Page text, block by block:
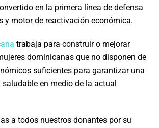
en la primera línea de defensa
y motor de reactivación económica.
trabaja para construir o mejorar
dominicanas que no disponen de
suficientes para garantizar una
en medio de la actual
a todos nuestros donantes por su